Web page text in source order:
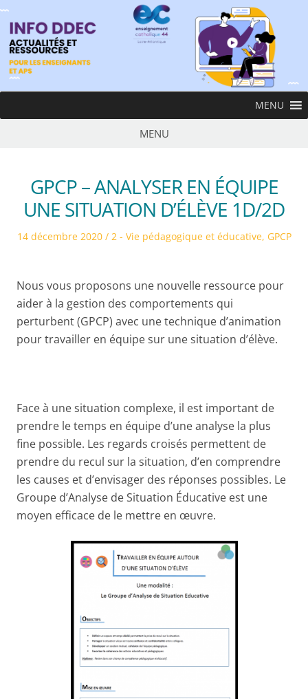
Skip
to
content
InfoDDEC
Ens
MENU
MENU
GPCP – ANALYSER EN ÉQUIPE
UNE SITUATION D’ÉLÈVE 1D/2D
Posted
14 décembre 2020
Posted
2 - Vie pédagogique et éducative, GPCP
Nous vous proposons une nouvelle ressource pour
aider à la gestion des comportements qui
perturbent (GPCP) avec une technique d’animation
pour travailler en équipe sur une situation d’élève.
Face à une situation complexe, il est important de
prendre le temps en équipe d’une analyse la plus
fine possible. Les regards croisés permettent de
prendre du recul sur la situation, d’en comprendre
les causes et d’envisager des réponses possibles. Le
Groupe d’Analyse de Situation Éducative est une
moyen efficace de le mettre en œuvre.